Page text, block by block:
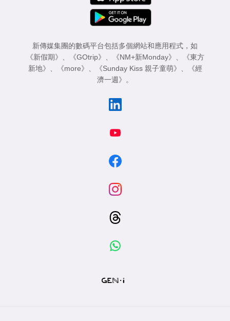
新傳媒集團的數碼平台包括多個網站和應用程式，如
《新假期》
《GOtrip》 《NM+新Monday》
《東方
新地》
《more》 《Sunday Kiss 親子童萌》
《經
濟一週》
。